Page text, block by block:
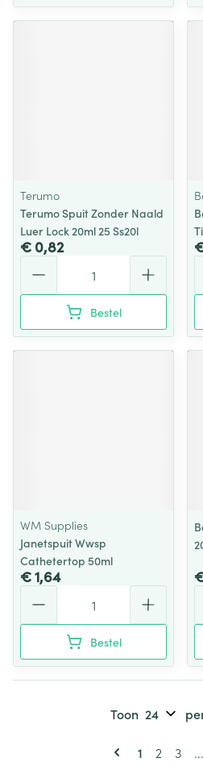
Terumo
Terumo Spuit Zonder Naald
Luer Lock 20ml 25 Ss20l
€ 0,82
Bestel
WM Supplies
Janetspuit Wwsp
Cathetertop 50ml
€ 1,64
Bestel
U lees
1 Pagina
2 3 ...
Toon